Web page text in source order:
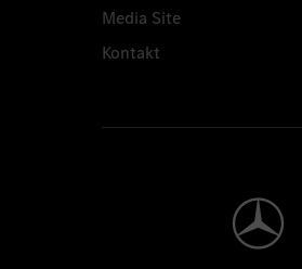
Media Site
Kontakt